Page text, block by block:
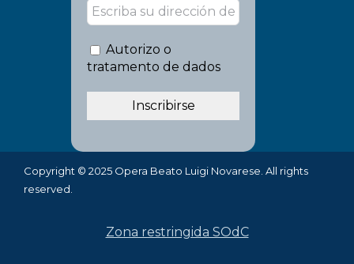
Autorizo o
tratamento de dados
Copyright © 2025 Opera Beato Luigi Novarese. All rights
reserved.
Zona restringida SOdC